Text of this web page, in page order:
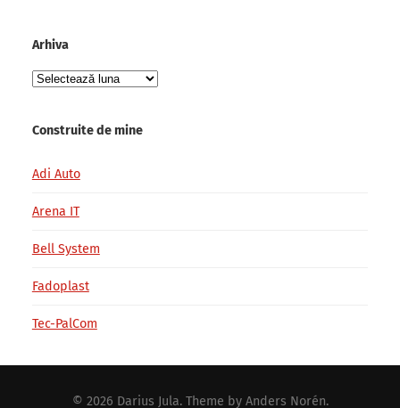
Arhiva
Arhiva
Construite de mine
Adi Auto
Arena IT
Bell System
Fadoplast
Tec-PalCom
© 2026 Darius Jula. Theme by Anders Norén.